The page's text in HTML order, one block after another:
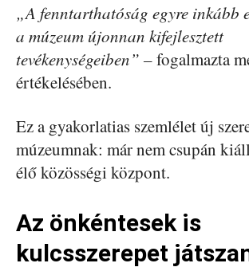
„A fenntarthatóság egyre inkább
a múzeum újonnan kifejlesztett
tevékenységeiben” –fogalmazta
értékelésében.
Ez a gyakorlatias szemlélet új
múzeumnak: már nem csupán
élő közösségi központ.
Az önkéntesek is
kulcsszerepet